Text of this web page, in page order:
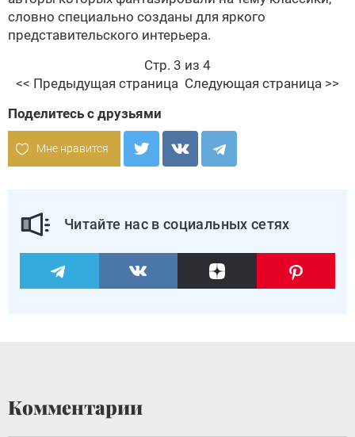
словно специально созданы для яркого
представительского интерьера.
Стр. 3 из 4
<< Предыдущая страница Следующая страница >>
Поделитесь с друзьями
Мне нравится
Читайте нас в социальных сетях
Комментарии